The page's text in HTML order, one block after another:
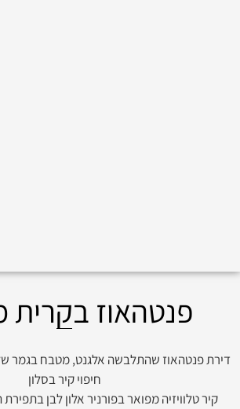
פנטהאוז בקרית
דירת פנטהאוז שהתלבשה אלגנט, מטבח בגמר
חיפוי קיר בסלון
קיר טלוויזיה מפואר בפורניר אלון לבן